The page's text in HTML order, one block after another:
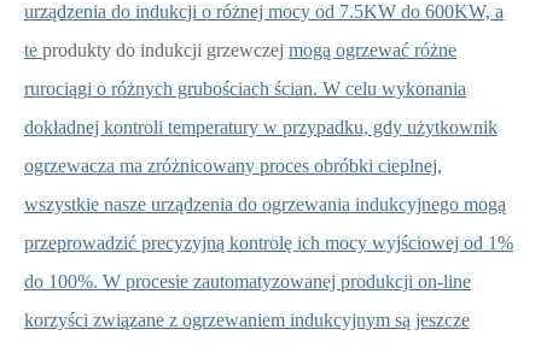
urządzenia do indukcji o różnej mocy od 7.5KW do 600KW, a
te produkty do indukcji grzewczej mogą ogrzewać różne
rurociągi o różnych grubościach ścian. W celu wykonania
dokładnej kontroli temperatury w przypadku, gdy użytkownik
ogrzewacza ma zróżnicowany proces obróbki cieplnej,
wszystkie nasze urządzenia do ogrzewania indukcyjnego mogą
przeprowadzić precyzyjną kontrolę ich mocy wyjściowej od 1%
do 100%. W procesie zautomatyzowanej produkcji on-line
korzyści związane z ogrzewaniem indukcyjnym są jeszcze